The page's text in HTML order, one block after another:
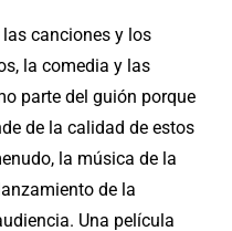
canciones y los
la comedia y las
parte del guión porque
de la calidad de estos
la música de la
de la
Una película